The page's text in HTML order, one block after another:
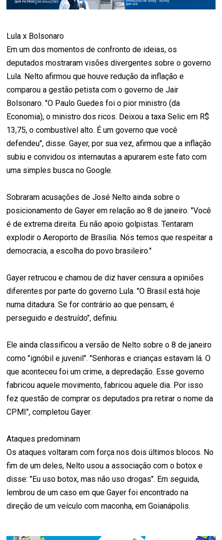
Lula x Bolsonaro
Em um dos momentos de confronto de ideias, os
deputados mostraram visões divergentes sobre o governo
Lula. Nelto afirmou que houve redução da inflação e
comparou a gestão petista com o governo de Jair
Bolsonaro. "O Paulo Guedes foi o pior ministro (da
Economia), o ministro dos ricos. Deixou a taxa Selic em R$
13,75, o combustível alto. É um governo que você
defendeu", disse. Gayer, por sua vez, afirmou que a inflação
subiu e convidou os internautas a apurarem este fato com
uma simples busca no Google.
Sobraram acusações de José Nelto ainda sobre o
posicionamento de Gayer em relação ao 8 de janeiro. "Você
é de extrema direita. Eu não apoio golpistas. Tentaram
explodir o Aeroporto de Brasília. Nós temos que respeitar a
democracia, a escolha do povo brasileiro."
Gayer retrucou e chamou de diz haver censura a opiniões
diferentes por parte do governo Lula. "O Brasil está hoje
numa ditadura. Se for contrário ao que pensam, é
perseguido e destruído", definiu.
Ele ainda classificou a versão de Nelto sobre o 8 de janeiro
como "ignóbil e juvenil". "Senhoras e crianças estavam lá. O
que aconteceu foi um crime, a depredação. Esse governo
fabricou aquele movimento, fabricou aquele dia. Por isso
fez questão de comprar os deputados pra retirar o nome da
CPMI", completou Gayer.
Ataques predominam
Os ataques voltaram com força nos dois últimos blocos. No
fim de um deles, Nelto usou a associação com o botox e
disse: "Eu uso botox, mas não uso drogas". Em seguida,
lembrou de um caso em que Gayer foi encontrado na
direção de um veículo com maconha, em Goianápolis.